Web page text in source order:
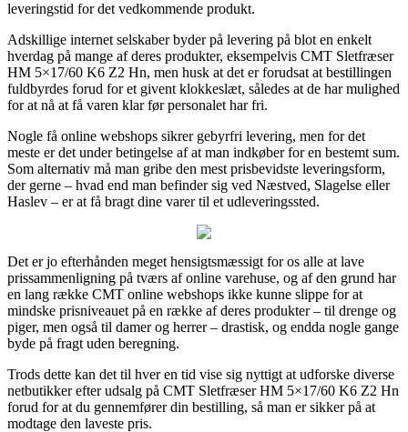
leveringstid for det vedkommende produkt.
Adskillige internet selskaber byder på levering på blot en enkelt
hverdag på mange af deres produkter, eksempelvis CMT Sletfræser
HM 5×17/60 K6 Z2 Hn, men husk at det er forudsat at bestillingen
fuldbyrdes forud for et givent klokkeslæt, således at de har mulighed
for at nå at få varen klar før personalet har fri.
Nogle få online webshops sikrer gebyrfri levering, men for det
meste er det under betingelse af at man indkøber for en bestemt sum.
Som alternativ må man gribe den mest prisbevidste leveringsform,
der gerne – hvad end man befinder sig ved Næstved, Slagelse eller
Haslev – er at få bragt dine varer til et udleveringssted.
Det er jo efterhånden meget hensigtsmæssigt for os alle at lave
prissammenligning på tværs af online varehuse, og af den grund har
en lang række CMT online webshops ikke kunne slippe for at
mindske prisniveauet på en række af deres produkter – til drenge og
piger, men også til damer og herrer – drastisk, og endda nogle gange
byde på fragt uden beregning.
Trods dette kan det til hver en tid vise sig nyttigt at udforske diverse
netbutikker efter udsalg på CMT Sletfræser HM 5×17/60 K6 Z2 Hn
forud for at du gennemfører din bestilling, så man er sikker på at
modtage den laveste pris.